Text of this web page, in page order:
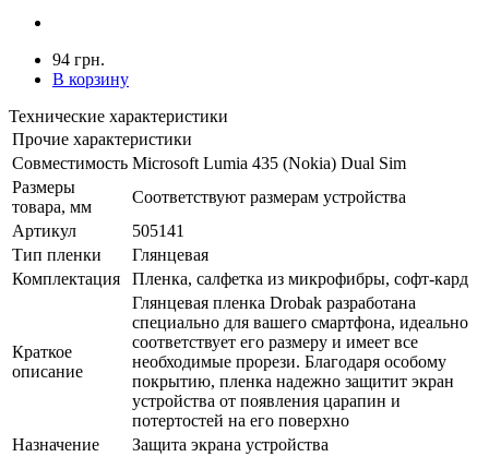
94 грн.
В корзину
Технические характеристики
Прочие характеристики
Совместимость Microsoft Lumia 435 (Nokia) Dual Sim
Размеры
товара, мм
Соответствуют размерам устройства
Артикул
505141
Тип пленки
Глянцевая
Комплектация
Пленка, салфетка из микрофибры, софт-кард
Краткое
описание
Глянцевая пленка Drobak разработана
специально для вашего смартфона, идеально
соответствует его размеру и имеет все
необходимые прорези. Благодаря особому
покрытию, пленка надежно защитит экран
устройства от появления царапин и
потертостей на его поверхно
Назначение
Защита экрана устройства